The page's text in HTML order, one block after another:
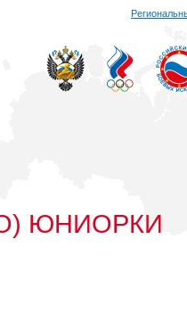
ЮНИОРКИ